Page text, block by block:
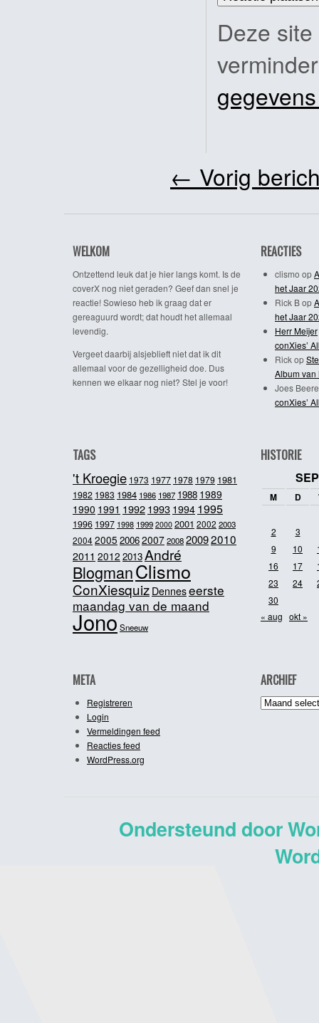
Deze
← Vorig
WELKOM
Ontzettend leuk dat je hier langs komt. Is de
coverX nog niet geraden? Geef dan snel je
reactie! Sowieso heb ik graag dat er
gereaguurd wordt; dat houdt het allemaal
levendig.
Vergeet daarbij alsjeblieft niet dat ik dit
allemaal voor de gezelligheid doe. Dus
kennen we elkaar nog niet? Stel je voor!
REACTIES
clismo op
het Jaar
Rick Bop
het Jaar
Herr Meijer
conXies’
Rickop
Album van
Joes
conXies’
TAGS
't Kroegie 1973 1977 1978 1979 1981
1982 1983 1984 1986 1987 1988 1989
1990 1991 19921993 1994 1995
1996 1997 1998 1999 2000 2001 2002 2003
20042005 20062007200820092010
2011 2012 2013André
BlogmanClismo
ConXiesquiz Denneseerste
maandag van de maand
JonoSneeuw
HISTORIE
M D
2
3
9
10
16
17
23
24
30
« aug okt »
META
Registreren
Login
Vermeldingen feed
Reacties feed
WordPress.org
ARCHIEF
Archief
Ondersteund door